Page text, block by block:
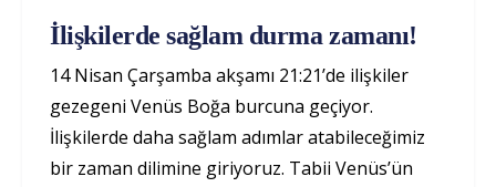
İlişkilerde sağlam durma zamanı!
14 Nisan Çarşamba akşamı 21:21’de ilişkiler
gezegeni Venüs Boğa burcuna geçiyor.
İlişkilerde daha sağlam adımlar atabileceğimiz
bir zaman dilimine giriyoruz. Tabii Venüs’ün